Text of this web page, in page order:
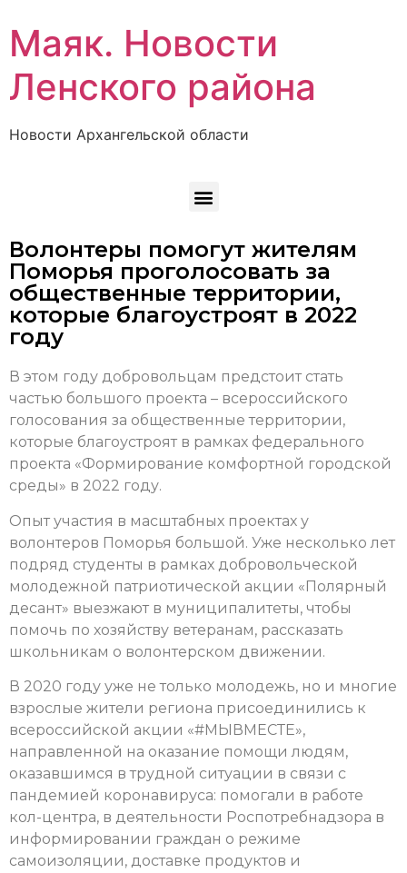
Маяк. Новости
Ленского района
Новости Архангельской области
Волонтеры помогут жителям
Поморья проголосовать за
общественные территории,
которые благоустроят в 2022
году
В этом году добровольцам предстоит стать
частью большого проекта – всероссийского
голосования за общественные территории,
которые благоустроят в рамках федерального
проекта «Формирование комфортной городской
среды» в 2022 году.
Опыт участия в масштабных проектах у
волонтеров Поморья большой. Уже несколько лет
подряд студенты в рамках добровольческой
молодежной патриотической акции «Полярный
десант» выезжают в муниципалитеты, чтобы
помочь по хозяйству ветеранам, рассказать
школьникам о волонтерском движении.
В 2020 году уже не только молодежь, но и многие
взрослые жители региона присоединились к
всероссийской акции «#МЫВМЕСТЕ»,
направленной на оказание помощи людям,
оказавшимся в трудной ситуации в связи с
пандемией коронавируса: помогали в работе
кол-центра, в деятельности Роспотребнадзора в
информировании граждан о режиме
самоизоляции, доставке продуктов и